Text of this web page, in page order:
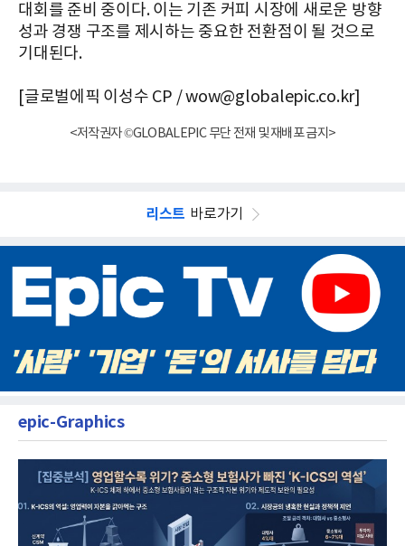
대회를 준비 중이다. 이는 기존 커피 시장에 새로운 방향
성과 경쟁 구조를 제시하는 중요한 전환점이 될 것으로
기대된다.
[글로벌에픽 이성수 CP / wow@globalepic.co.kr]
<저작권자 ©GLOBALEPIC 무단 전재 및 재배포 금지>
리스트 바로가기
epic-Graphics